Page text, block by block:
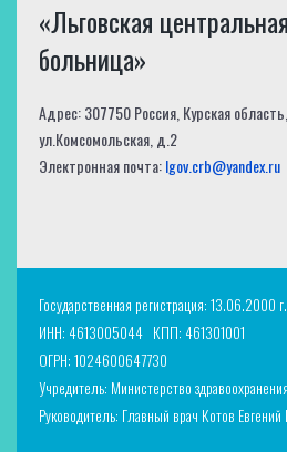
«Льговская
больница»
Адрес: 307750 Россия, Курская
ул.Комсомольская, д.2
Электронная почта:lgov.crb@yandex.ru
Государственная регистрация: 13.06.2000 г.
ИНН: 4613005044 КПП: 461301001
ОГРН: 1024600647730
Учредитель: Министерство
Руководитель: Главный врач Котов